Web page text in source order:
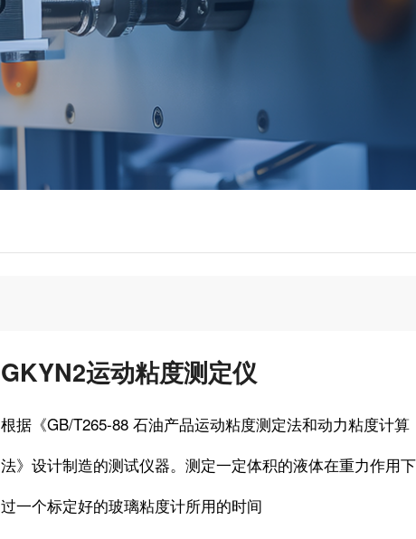
GKYN2运动粘度测定仪
根据《GB/T265-88 石油产品运动粘度测定法和动力粘度计算
法》设计制造的测试仪器。测定一定体积的液体在重力作用
过一个标定好的玻璃粘度计所用的时间